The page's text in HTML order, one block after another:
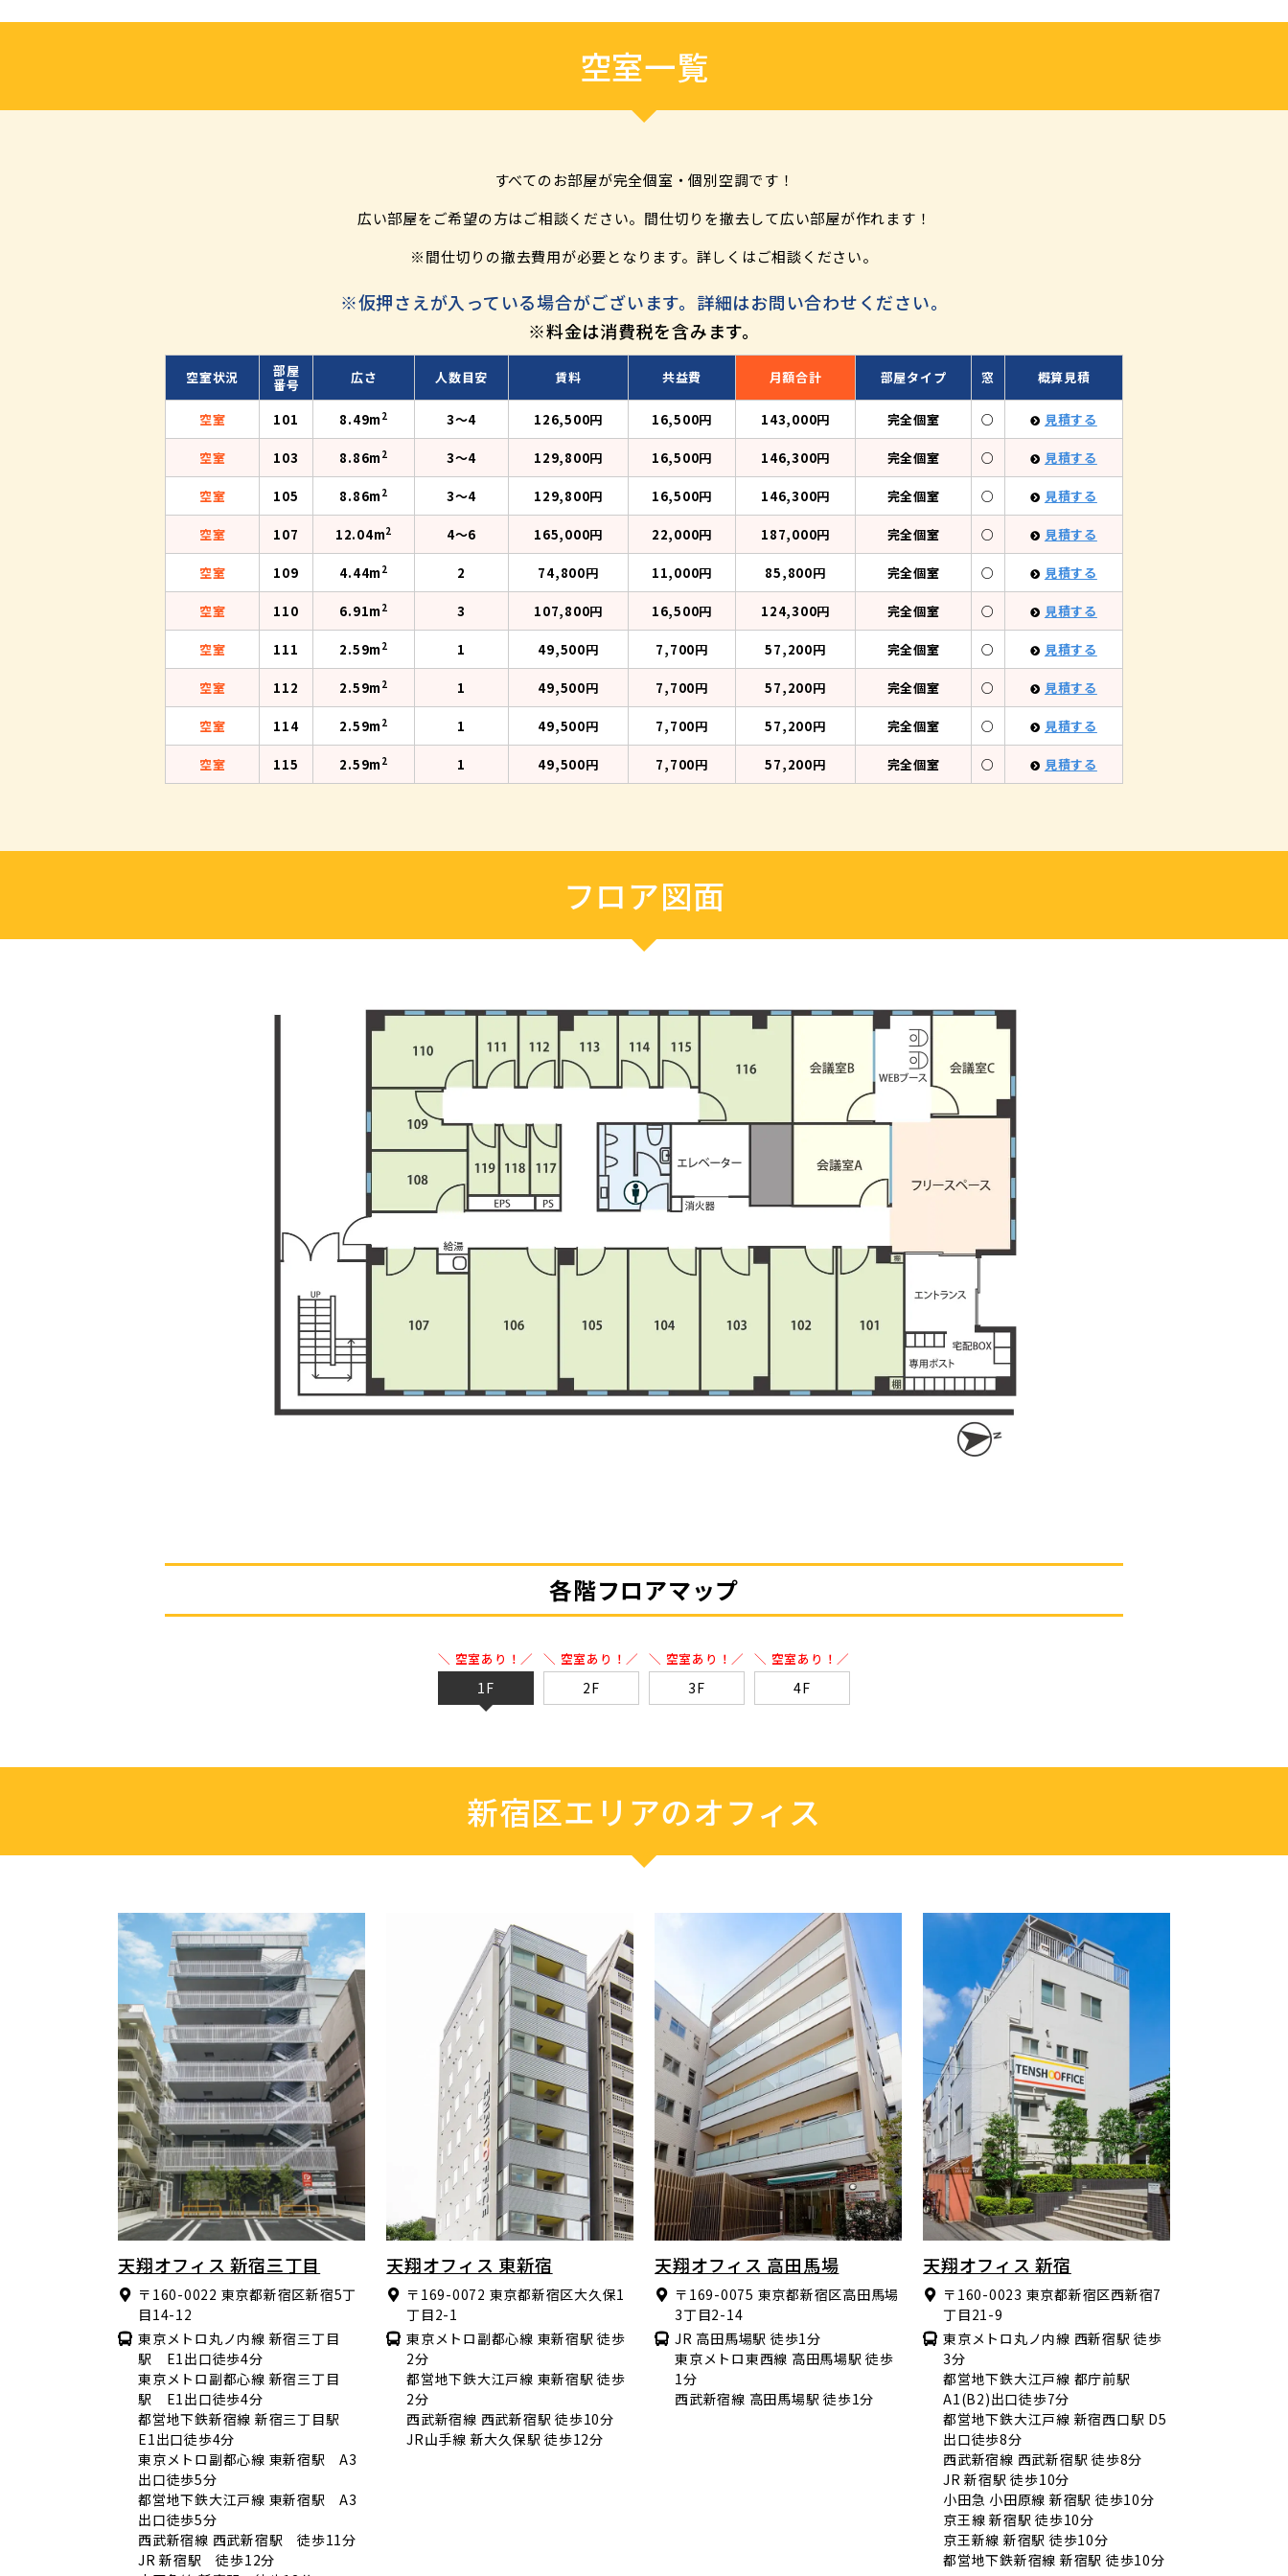
空室一覧
すべてのお部屋が完全個室・個別空調です！
広い部屋をご希望の方はご相談ください。 間仕切りを撤去して広い部屋が作れます！
※間仕切りの撤去費用が必要となります。 詳しくはご相談ください。
※仮押さえが入っている場合がございます。 詳細はお問い合わせください。
※料金は消費税を含みます。
空室状況 部屋
番号 広さ 人数目安 賃料 共益費 月額合計 部屋タイプ 窓 概算見積
空室 101 8.49m 2 3〜4 126,500円 16,500円 143,000円 完全個室 ○ 見積する
空室 103 8.86m 2 3〜4 129,800円 16,500円 146,300円 完全個室 ○ 見積する
空室 105 8.86m 2 3〜4 129,800円 16,500円 146,300円 完全個室 ○ 見積する
空室 107 12.04m2 4〜6 165,000円 22,000円 187,000円 完全個室 ○ 見積する
空室 109 4.44m 2 2 74,800円 11,000円 85,800円 完全個室 ○ 見積する
空室 110 6.91m 2 3 107,800円 16,500円 124,300円 完全個室 ○ 見積する
空室 111 2.59m 2 1 49,500円 7,700円 57,200円 完全個室 ○ 見積する
空室 112 2.59m 2 1 49,500円 7,700円 57,200円 完全個室 ○ 見積する
空室 114 2.59m 2 1 49,500円 7,700円 57,200円 完全個室 ○ 見積する
空室 115 2.59m 2 1 49,500円 7,700円 57,200円 完全個室 ○ 見積する
フロア図面
各階フロアマップ
＼ 空室あり！／
1F
＼ 空室あり！／
2F
＼ 空室あり！／
3F
＼ 空室あり！／
4F
新宿区エリアのオフィス
天翔オフィス 新宿三丁目
〒160-0022 東京都新宿区新宿5丁
目14-12
東京メトロ丸ノ内線 新宿三丁目
駅 E1出口徒歩4分
東京メトロ副都心線 新宿三丁目
駅 E1出口徒歩4分
都営地下鉄新宿線 新宿三丁目駅
E1出口徒歩4分
東京メトロ副都心線 東新宿駅 A3
出口徒歩5分
都営地下鉄大江戸線 東新宿駅 A3
出口徒歩5分
西武新宿線 西武新宿駅 徒歩11分
JR 新宿駅 徒歩12分
天翔オフィス 東新宿
〒169-0072 東京都新宿区大久保1
丁目2-1
東京メトロ副都心線 東新宿駅 徒歩
2分
都営地下鉄大江戸線 東新宿駅 徒歩
2分
西武新宿線 西武新宿駅 徒歩10分
JR山手線 新大久保駅 徒歩12分
天翔オフィス 高田馬場
〒169-0075 東京都新宿区高田馬場
3丁目2-14
JR 高田馬場駅 徒歩1分
東京メトロ東西線 高田馬場駅 徒歩
1分
西武新宿線 高田馬場駅 徒歩1分
天翔オフィス 新宿
〒160-0023 東京都新宿区西新宿7
丁目21-9
東京メトロ丸ノ内線 西新宿駅 徒歩
3分
都営地下鉄大江戸線 都庁前駅
A1(B2)出口徒歩7分
都営地下鉄大江戸線 新宿西口駅 D5
出口徒歩8分
西武新宿線 西武新宿駅 徒歩8分
JR 新宿駅 徒歩10分
小田急 小田原線 新宿駅 徒歩10分
京王線 新宿駅 徒歩10分
京王新線 新宿駅 徒歩10分
都営地下鉄新宿線 新宿駅 徒歩10分